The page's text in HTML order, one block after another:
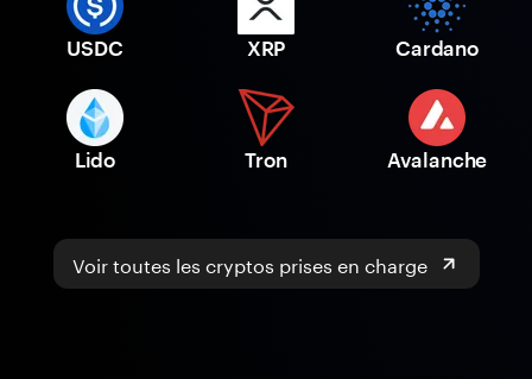
USDC XRP Cardano
Lido Tron Avalanche
Voir toutes les cryptos prises en charge